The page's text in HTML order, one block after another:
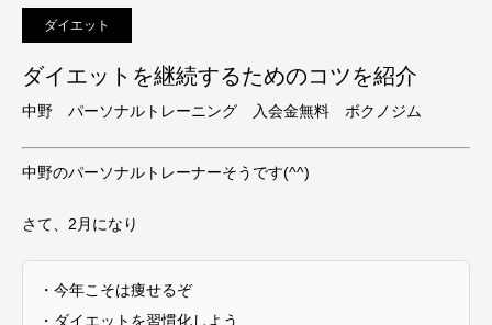
ダイエット
ダイエットを継続するためのコツを紹介
中野 パーソナルトレーニング 入会金無料 ボクノジム
中野のパーソナルトレーナーそうです(^^)
さて、2月になり
・今年こそは痩せるぞ
・ダイエットを習慣化しよう